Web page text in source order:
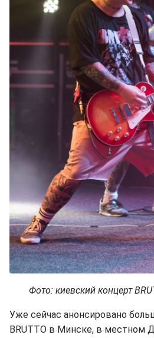
Фото: киевский концерт
Уже сейчас анонсировано
BRUTTO в Минске, в местном